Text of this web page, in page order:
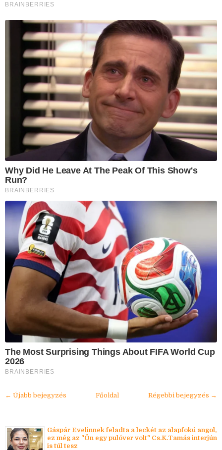
BRAINBERRIES
Why Did He Leave At The Peak Of This Show's
Run?
BRAINBERRIES
The Most Surprising Things About FIFA World Cup
2026
BRAINBERRIES
← Újabb bejegyzés Régebbi bejegyzés →
Főoldal
Gáspár Evelinnek feladta a leckét az alapfokú angol,
ez még az "Ön egy pulóver volt" Cs.K.Tamás interjún
is túl tesz